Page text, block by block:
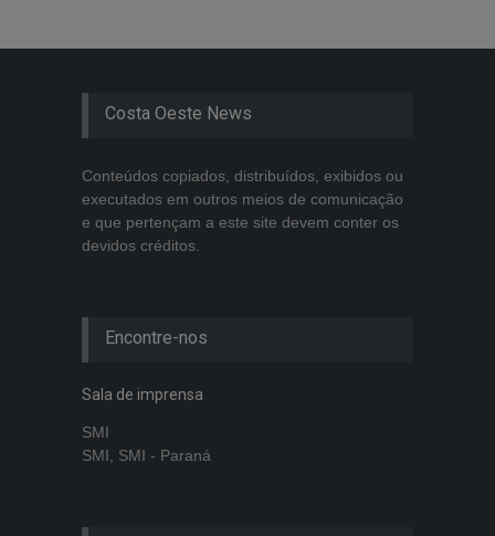
Costa Oeste News
Conteúdos copiados, distribuídos, exibidos ou
executados em outros meios de comunicação
e que pertençam a este site devem conter os
devidos créditos.
Encontre-nos
Sala de imprensa
SMI
SMI, SMI - Paraná